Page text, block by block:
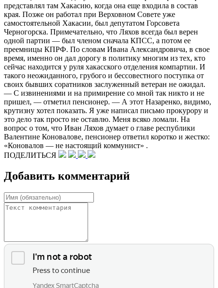
представлял там Хакасию, когда она еще входила в состав
края. Позже он работал при Верховном Совете уже
самостоятельной Хакасии, был депутатом Горсовета
Черногорска. Примечательно, что Ляхов всегда был верен
одной партии — был членом сначала КПСС, а потом ее
преемницы КПРФ. По словам Ивана Александровича, в свое
время, именно он дал дорогу в политику многим из тех, кто
сейчас находится у руля хакасского отделения компартии. И
такого неожиданного, грубого и бессовестного поступка от
своих бывших соратников заслуженный ветеран не ожидал.
— С извинениями и на примирение со мной так никто и не
пришел, — отметил пенсионер. — А этот Назаренко, видимо,
крутизну хотел показать. Я уже написал письмо прокурору и
это дело так просто не оставлю. Меня всяко ломали. На
вопрос о том, что Иван Ляхов думает о главе республики
Валентине Коновалове, пенсионер ответил коротко и жестко:
«Коновалов — не настоящий коммунист» .
ПОДЕЛИТЬСЯ
Добавить комментарий